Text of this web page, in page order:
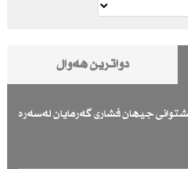
دواترین هەواڵ
جیهان فشاری گەرمایان لەسەرە